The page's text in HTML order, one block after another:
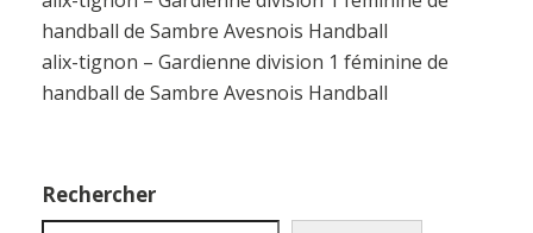
handball de Sambre Avesnois Handball
alix-tignon – Gardienne division 1 féminine de
handball de Sambre Avesnois Handball
Rechercher